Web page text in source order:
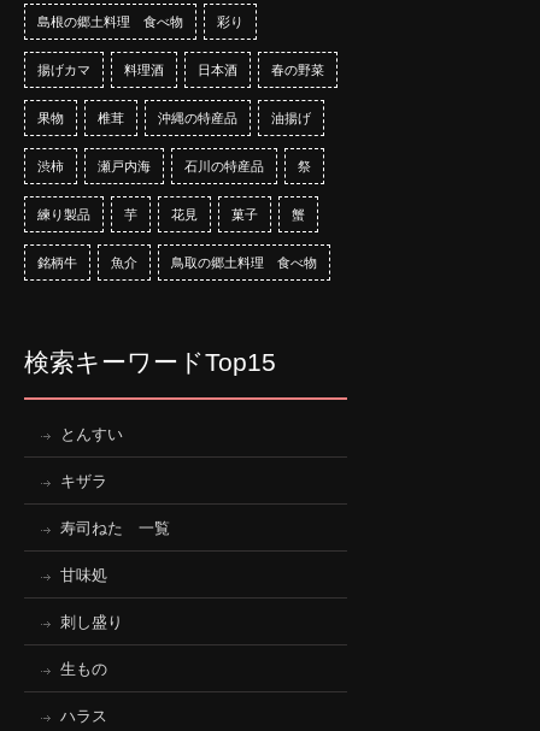
島根の郷土料理 食べ物 彩り
揚げカマ 料理酒 日本酒 春の野菜
果物 椎茸 沖縄の特産品 油揚げ
渋柿 瀬戸内海 石川の特産品 祭
練り製品 芋 花見 菓子 蟹
銘柄牛 魚介 鳥取の郷土料理 食べ物
検索キーワードTop15
とんすい
キザラ
寿司ねた 一覧
甘味処
刺し盛り
生もの
ハラス